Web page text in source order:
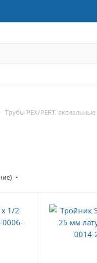
Трубы PEX/PERT,